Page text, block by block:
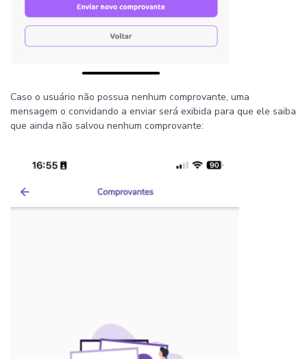
Caso o usuário não possua nenhum comprovante, uma
mensagem o convidando a enviar será exibida para que ele saiba
que ainda não salvou nenhum comprovante: